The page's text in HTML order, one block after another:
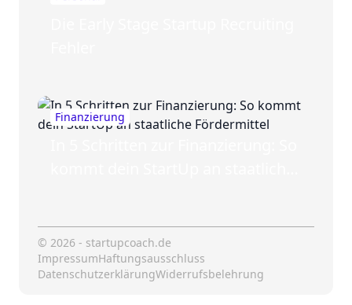
Finanzierung
© 2026 - startupcoach.de
ImpressumHaftungsausschluss
DatenschutzerklärungWiderrufsbelehrung